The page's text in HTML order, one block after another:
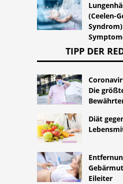
(Ceelen-
TIPP DER
Die
Diät
Eileiter